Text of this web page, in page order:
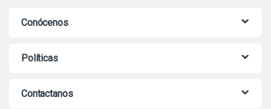
Conócenos
Políticas
Contactanos